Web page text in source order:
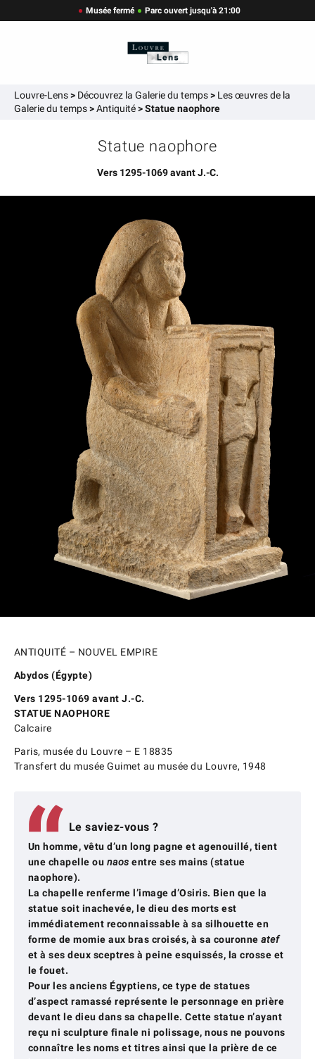
Musée fermé Parc ouvert jusqu'à 21:00
Louvre-Lens> Découvrez la Galerie du temps> Les œuvres de la
Galerie du temps>Antiquité>Statue naophore
Statue naophore
Vers 1295-1069 avant J.-C.
ANTIQUITÉ – NOUVEL EMPIRE
Abydos (Égypte)
Vers 1295-1069 avant J.-C.
STATUE NAOPHORE
Calcaire
Paris, musée du Louvre – E 18835
Transfert du musée Guimet au musée du Louvre, 1948
Le saviez-vous ?
Un homme, vêtu d’un long pagne et agenouillé, tient
une chapelle ou naos entre ses mains (statue
naophore).
La chapelle renferme l’image d’Osiris. Bien que la
statue soit inachevée, le dieu des morts est
immédiatement reconnaissable à sa silhouette en
forme de momie aux bras croisés, à sa couronneatef
et à ses deux sceptres à peine esquissés, la crosse et
le fouet.
Pour les anciens Égyptiens, ce type de statues
d’aspect ramassé représente le personnage en prière
devant le dieu dans sa chapelle. Cette statue n’ayant
reçu ni sculpture finale ni polissage, nous ne pouvons
connaître les noms et titres ainsi que la prière de ce